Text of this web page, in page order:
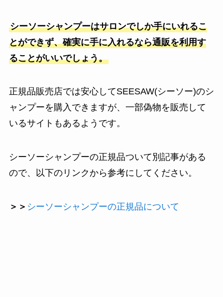
シーソーシャンプーはサロンでしか手にいれるこ
とができず、確実に手に入れるなら通販を利用す
ることがいいでしょう。
正規品販売店では安心してSEESAW(シーソー)のシ
ャンプーを購入できますが、一部偽物を販売して
いるサイトもあるようです。
シーソーシャンプーの正規品ついて別記事がある
ので、以下のリンクから参考にしてください。
＞＞ シーソーシャンプーの正規品について